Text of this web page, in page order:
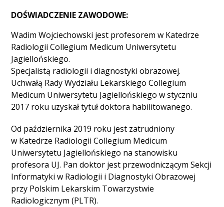
DOŚWIADCZENIE ZAWODOWE:
Wadim Wojciechowski jest profesorem w Katedrze
Radiologii Collegium Medicum Uniwersytetu
Jagiellońskiego.
Specjalistą radiologii i diagnostyki obrazowej.
Uchwałą Rady Wydziału Lekarskiego Collegium
Medicum Uniwersytetu Jagiellońskiego w styczniu
2017 roku uzyskał tytuł doktora habilitowanego.
Od października 2019 roku jest zatrudniony
w Katedrze Radiologii Collegium Medicum
Uniwersytetu Jagiellońskiego na stanowisku
profesora UJ. Pan doktor jest przewodniczącym Sekcji
Informatyki w Radiologii i Diagnostyki Obrazowej
przy Polskim Lekarskim Towarzystwie
Radiologicznym (PLTR).